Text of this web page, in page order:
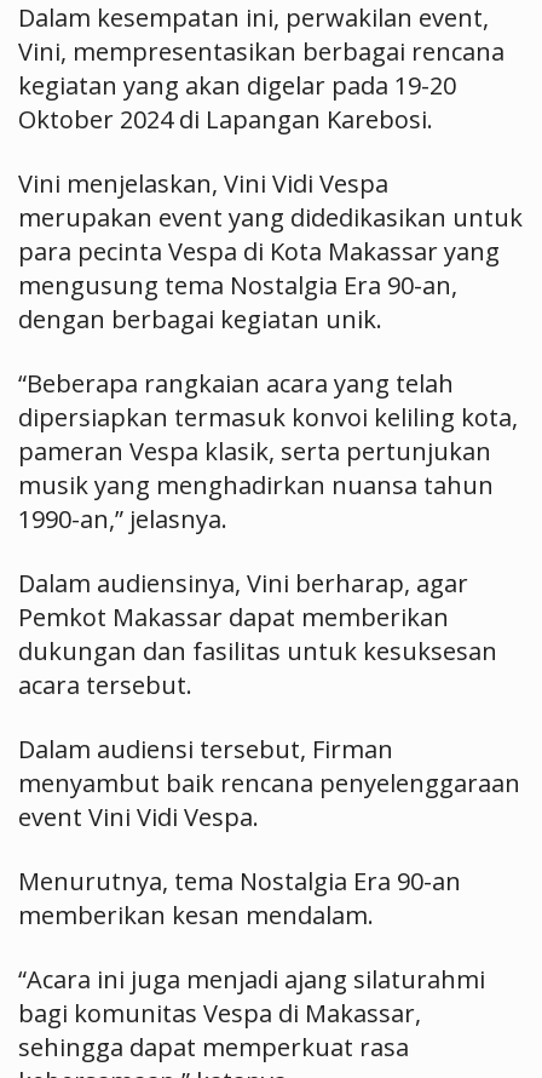
Dalam kesempatan ini, perwakilan event,
Vini, mempresentasikan berbagai rencana
kegiatan yang akan digelar pada 19-20
Oktober 2024 di Lapangan Karebosi.
Vini menjelaskan, Vini Vidi Vespa
merupakan event yang didedikasikan untuk
para pecinta Vespa di Kota Makassar yang
mengusung tema Nostalgia Era 90-an,
dengan berbagai kegiatan unik.
“Beberapa rangkaian acara yang telah
dipersiapkan termasuk konvoi keliling kota,
pameran Vespa klasik, serta pertunjukan
musik yang menghadirkan nuansa tahun
1990-an,” jelasnya.
Dalam audiensinya, Vini berharap, agar
Pemkot Makassar dapat memberikan
dukungan dan fasilitas untuk kesuksesan
acara tersebut.
Dalam audiensi tersebut, Firman
menyambut baik rencana penyelenggaraan
event Vini Vidi Vespa.
Menurutnya, tema Nostalgia Era 90-an
memberikan kesan mendalam.
“Acara ini juga menjadi ajang silaturahmi
bagi komunitas Vespa di Makassar,
sehingga dapat memperkuat rasa